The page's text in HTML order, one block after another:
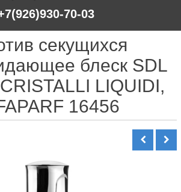
70-03
секущихся
блеск SDL
LIQUIDI,
16456